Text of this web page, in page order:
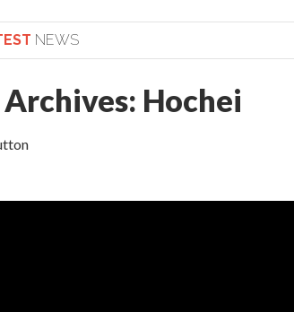
NEWS
de sine și urmarea lui Hristos. Calea
Archives: Hochei